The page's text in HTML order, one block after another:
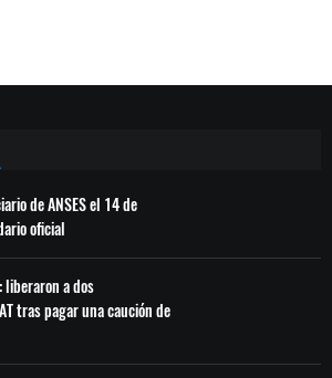
de ANSES el 14 de
oficial
liberaron a dos
tras pagar una caución de